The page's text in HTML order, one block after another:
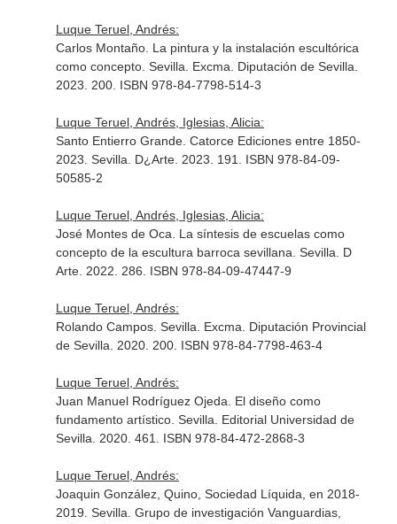
Luque Teruel, Andrés:
Carlos Montaño. La pintura y la instalación escultórica
como concepto. Sevilla. Excma. Diputación de Sevilla.
2023. 200. ISBN 978-84-7798-514-3
Luque Teruel, Andrés, Iglesias, Alicia:
Santo Entierro Grande. Catorce Ediciones entre 1850-
2023. Sevilla. D¿Arte. 2023. 191. ISBN 978-84-09-
50585-2
Luque Teruel, Andrés, Iglesias, Alicia:
José Montes de Oca. La síntesis de escuelas como
concepto de la escultura barroca sevillana. Sevilla. D
Arte. 2022. 286. ISBN 978-84-09-47447-9
Luque Teruel, Andrés:
Rolando Campos. Sevilla. Excma. Diputación Provincial
de Sevilla. 2020. 200. ISBN 978-84-7798-463-4
Luque Teruel, Andrés:
Juan Manuel Rodríguez Ojeda. El diseño como
fundamento artístico. Sevilla. Editorial Universidad de
Sevilla. 2020. 461. ISBN 978-84-472-2868-3
Luque Teruel, Andrés:
Joaquin González, Quino, Sociedad Líquida, en 2018-
2019. Sevilla. Grupo de investigación Vanguardias,